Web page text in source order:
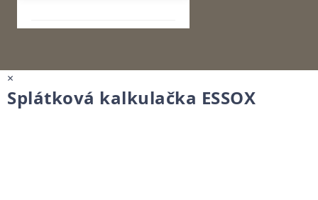
×
Splátková kalkulačka ESSOX